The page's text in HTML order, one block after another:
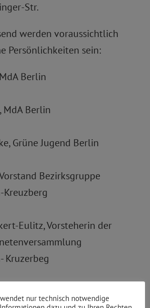
Str.
werden voraussichtlich
Persönlichkeiten sein:
Berlin
MdA Berlin
Grüne Jugend Berlin
Bezirksgruppe
Eulitz, Vorsteherin der
Kruzerbeg
nur technisch notwendige